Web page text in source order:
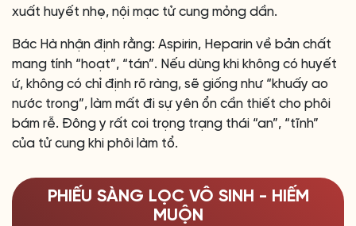
xuất huyết nhẹ, nội mạc tử cung mỏng dần.
Bác Hà nhận định rằng: Aspirin, Heparin về bản chất
mang tính “hoạt”, “tán”. Nếu dùng khi không có huyết
ứ, không có chỉ định rõ ràng, sẽ giống như “khuấy ao
nước trong”, làm mất đi sự yên ổn cần thiết cho phôi
bám rễ. Đông y rất coi trọng trạng thái “an”, “tĩnh”
của tử cung khi phôi làm tổ.
PHIẾU SÀNG LỌC VÔ SINH - HIẾM
MUỘN